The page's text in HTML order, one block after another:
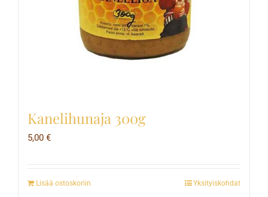
Kanelihunaja 300g
5,00 €
Lisää ostoskoriin Yksityiskohdat